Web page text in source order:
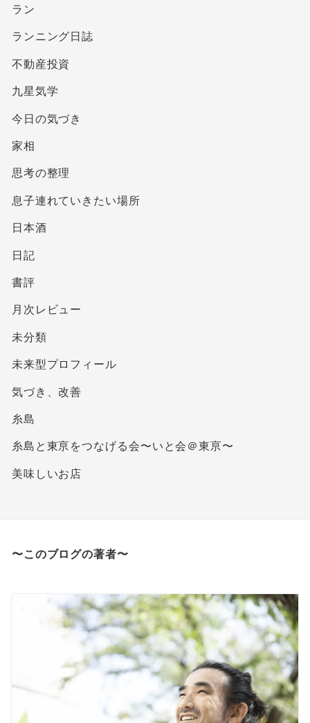
ラン
ランニング日誌
不動産投資
九星気学
今日の気づき
家相
思考の整理
息子連れていきたい場所
日本酒
日記
書評
月次レビュー
未分類
未来型プロフィール
気づき、改善
糸島
糸島と東亰をつなげる会〜いと会＠東亰〜
美味しいお店
〜このブログの著者〜